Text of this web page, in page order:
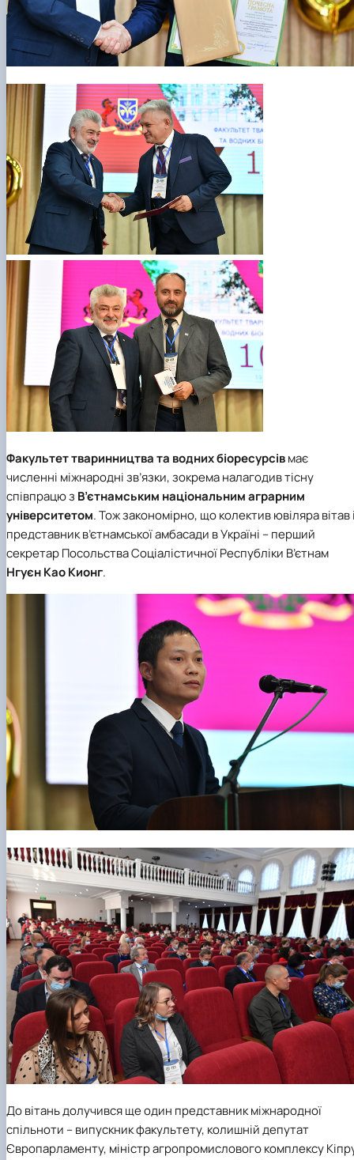
Факультет тваринництва та водних біоресурсівмає
численні міжнародні зв’язки, зокрема налагодив тісну
співпрацю з В’єтнамським національним аграрним
університетом. Тож закономірно, що колектив ювіляра вітав
представник в’єтнамської амбасади в Україні – перший
секретар Посольства Соціалістичної Республіки В’єтнам
Нгуєн Као Кионг.
До вітань долучився ще один представник міжнародної
спільноти – випускник факультету, колишній депутат
Європарламенту, міністр агропромислового комплексу